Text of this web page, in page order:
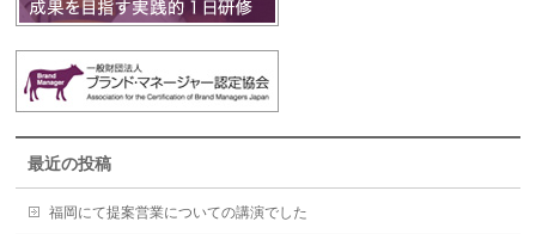
最近の投稿
福岡にて提案営業についての講演でした